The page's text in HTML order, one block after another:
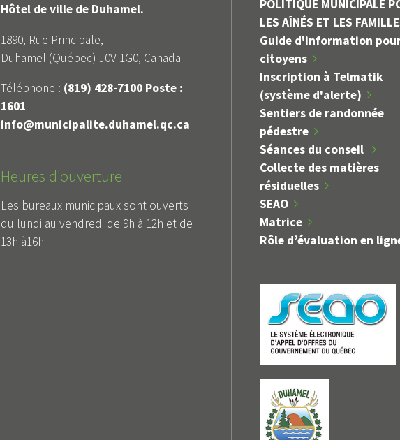
Hôtel de ville de Duhamel.
1890, Rue Principale,
Duhamel (Québec) J0V 1G0, Canada
Téléphone : (819) 428-7100 Poste :
1601
info@municipalite.duhamel.qc.ca
Heures d'ouverture
Les bureaux municipaux sont ouverts
du lundi au vendredi de 9h à 12h et de
13h à16h
POLITIQUE MUNICIPALE
LES AÎNÉS ET LES
Guide d'information
citoyens
Inscription à Telmatik
(système d'alerte)
Sentiers de randonnée
pédestre
Séances du conseil
Collecte des matières
résiduelles
SEAO
Matrice
Rôle d’évaluation en